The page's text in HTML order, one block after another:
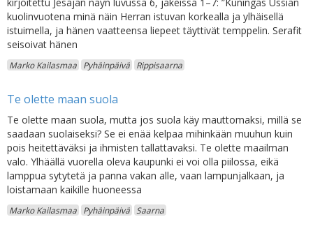
kuolinvuotena minä näin Herran istuvan korkealla ja ylhäisellä
istuimella, ja hänen vaatteensa liepeet täyttivät temppelin. Serafit
seisoivat hänen
Marko Kailasmaa Pyhäinpäivä Rippisaarna
Te olette maan suola
Te olette maan suola, mutta jos suola käy mauttomaksi, millä se
saadaan suolaiseksi? Se ei enää kelpaa mihinkään muuhun kuin
pois heitettäväksi ja ihmisten tallattavaksi. Te olette maailman
valo. Ylhäällä vuorella oleva kaupunki ei voi olla piilossa, eikä
lamppua sytytetä ja panna vakan alle, vaan lampunjalkaan, ja
loistamaan kaikille huoneessa
Marko Kailasmaa Pyhäinpäivä Saarna